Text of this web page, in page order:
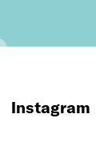
Instagram